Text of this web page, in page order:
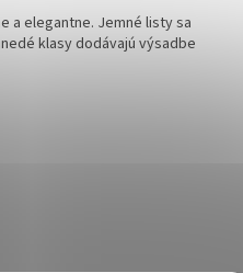
a elegantne. Jemné listy sa
klasy dodávajú výsadbe